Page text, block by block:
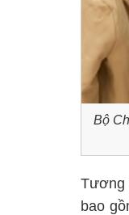
Bộ
Tương
bao